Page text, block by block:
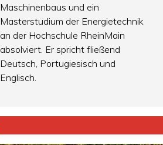
Maschinenbaus und ein
Masterstudium der Energietechnik
an der Hochschule RheinMain
absolviert. Er spricht fließend
Deutsch, Portugiesisch und
Englisch.